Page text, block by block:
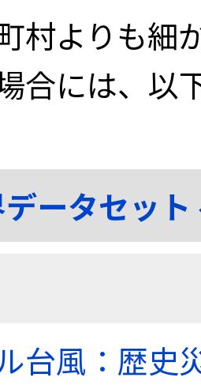
村よりも細
合には、以
ータセッ
台風：歴史